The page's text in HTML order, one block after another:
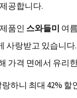
공합니다.
품인 스와들미 여
사랑받고 있습니다
가격 면에서 유리
랑하니 최대 42% 할